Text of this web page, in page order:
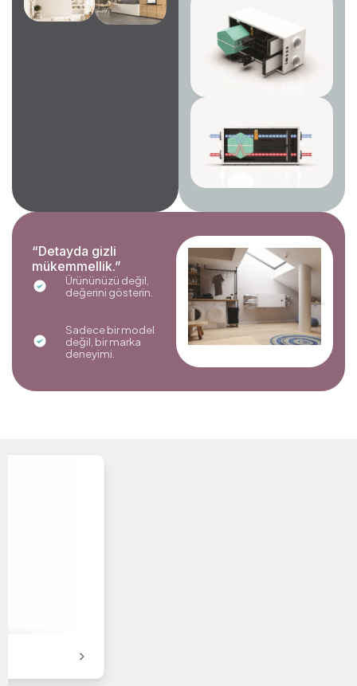
“Detayda gizli
mükemmellik.”
Ürününüzü değil,
değerini gösterin.
Sadece bir model
değil, bir marka
deneyimi.
MITSUBISHI ELECTRIC MSZ-HR